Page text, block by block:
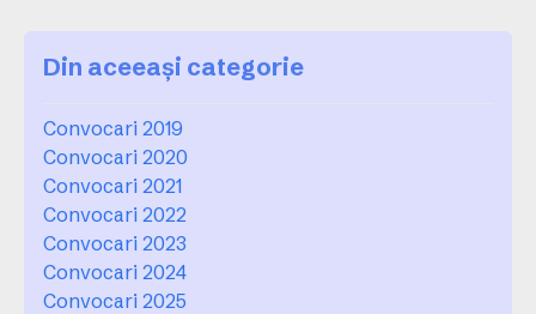
Din aceeași categorie
Convocari 2019
Convocari 2020
Convocari 2021
Convocari 2022
Convocari 2023
Convocari 2024
Convocari 2025